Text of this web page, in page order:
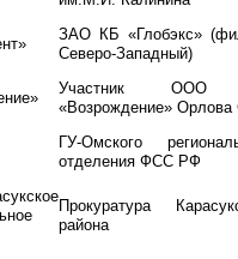
ЗАО КБ «Глобэкс»
Северо-Западный)
Участник ООО
«Возрождение»
ГУ-Омского
отделения ФСС РФ
Прокуратура
района